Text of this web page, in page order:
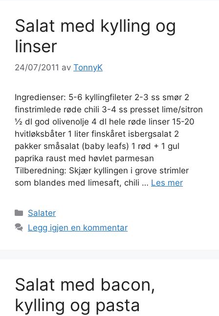
Salat med kylling og
linser
24/07/2011 av TonnyK
Ingredienser: 5-6 kyllingfileter 2-3 ss smør 2
finstrimlede røde chili 3-4 ss presset lime/sitron
½ dl god olivenolje 4 dl hele røde linser 15-20
hvitløksbåter 1 liter finskåret isbergsalat 2
pakker småsalat (baby leafs) 1 rød + 1 gul
paprika raust med høvlet parmesan
Tilberedning: Skjær kyllingen i grove strimler
som blandes med limesaft, chili … Les mer
Kategorier
Salater
Legg igjen en kommentar
Salat med bacon,
kylling og pasta